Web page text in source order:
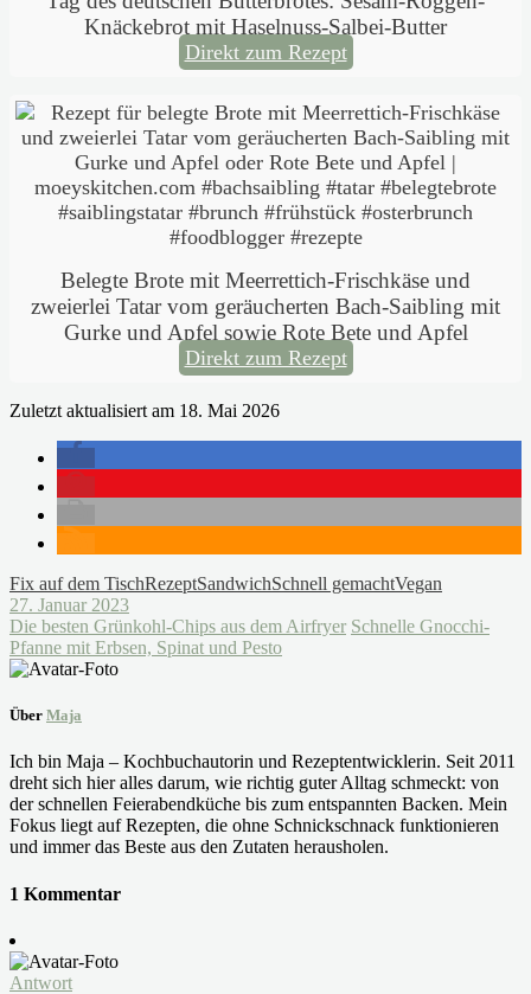
Knäckebrot mit Haselnuss-Salbei-Butter
Direkt zum Rezept
Belegte Brote mit Meerrettich-Frischkäse und
zweierlei Tatar vom geräucherten Bach-Saibling mit
Gurke und Apfel sowie Rote Bete und Apfel
Direkt zum Rezept
Zuletzt aktualisiert am 18. Mai 2026
Fix auf dem TischRezeptSandwichSchnell gemachtVegan
27. Januar 2023
Die besten Grünkohl-Chips aus dem Airfryer Schnelle Gnocchi-
Pfanne mit Erbsen, Spinat und Pesto
Über Maja
Ich bin Maja – Kochbuchautorin und Rezeptentwicklerin. Seit 2011
dreht sich hier alles darum, wie richtig guter Alltag schmeckt: von
der schnellen Feierabendküche bis zum entspannten Backen. Mein
Fokus liegt auf Rezepten, die ohne Schnickschnack funktionieren
und immer das Beste aus den Zutaten herausholen.
1 Kommentar
Antwort